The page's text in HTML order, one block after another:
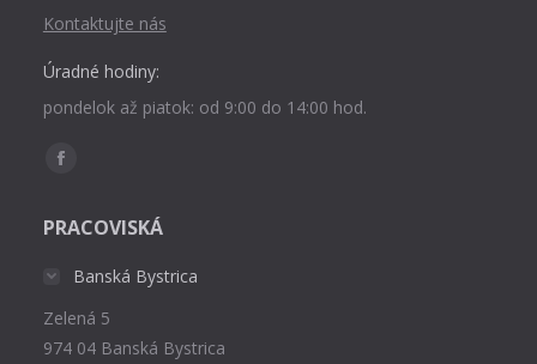
Kontaktujte nás
Úradné hodiny:
pondelok až piatok: od 9:00 do 14:00 hod.
Find us on:
Facebook
opens
window
PRACOVISKÁ
Banská Bystrica
Zelená 5
974 04 Banská Bystrica